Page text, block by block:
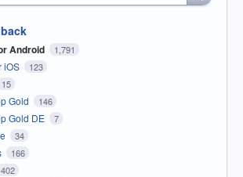
Android 1,791
iOS 123
15
Gold 146
Gold DE 7
34
166
402